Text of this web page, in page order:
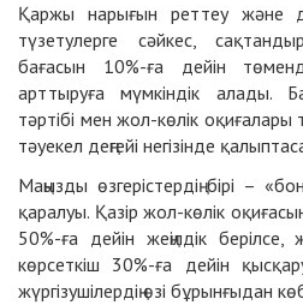
Қаржы нарығын реттеу және
түзетулерге сәйкес,
бағасын 10%-ға дейін
арттыруға мүмкіндік алады.
тәртібі мен жол-көлік
тәуекел деңгейі негізінде
Маңызды өзгерістердің бірі –
қаралуы. Қазір жол-көлік
50%-ға дейін жеңілдік
көрсеткіш 30%-ға дейін
жүргізушілердің өзі бұрынғыдан